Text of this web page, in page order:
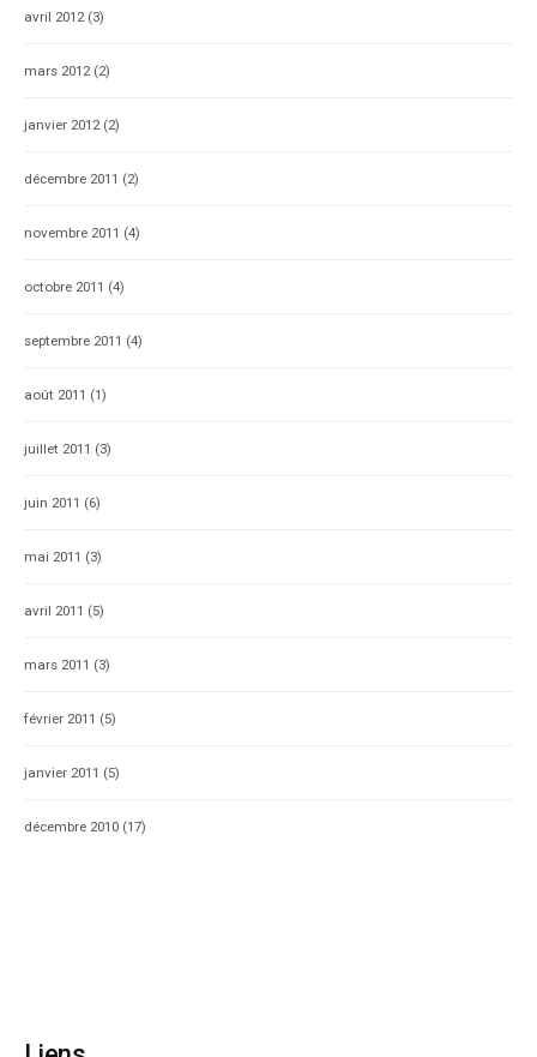
avril 2012(3)
mars 2012(2)
janvier 2012(2)
décembre 2011 (2)
novembre 2011 (4)
octobre 2011 (4)
septembre 2011 (4)
août 2011 (1)
juillet 2011 (3)
juin 2011 (6)
mai 2011 (3)
avril 2011 (5)
mars 2011 (3)
février 2011 (5)
janvier 2011 (5)
décembre 2010 (17)